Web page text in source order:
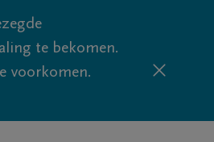
te bekomen.
voorkomen.